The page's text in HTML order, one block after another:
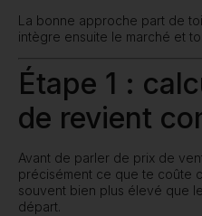
La bonne approche part de
intègre ensuite le marché et
Étape 1 :
de revient
Avant de parler de prix de
précisément ce que te coûte
souvent bien plus élevé que
départ.